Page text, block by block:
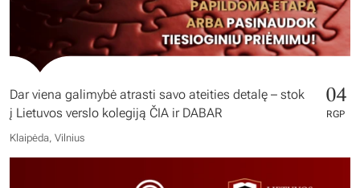
Dar viena galimybė atrasti savo ateities detalę – stok
į Lietuvos verslo kolegiją ČIA ir DABAR
04
RGP
Klaipėda, Vilnius